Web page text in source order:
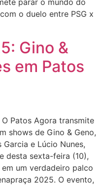
o duelo entre PSG x
Gino &
em Patos
O Patos Agora transmite
shows de Gino & Geno,
Garcia e Lúcio Nunes,
desta sexta-feira (10),
um verdadeiro palco
2025. O evento,